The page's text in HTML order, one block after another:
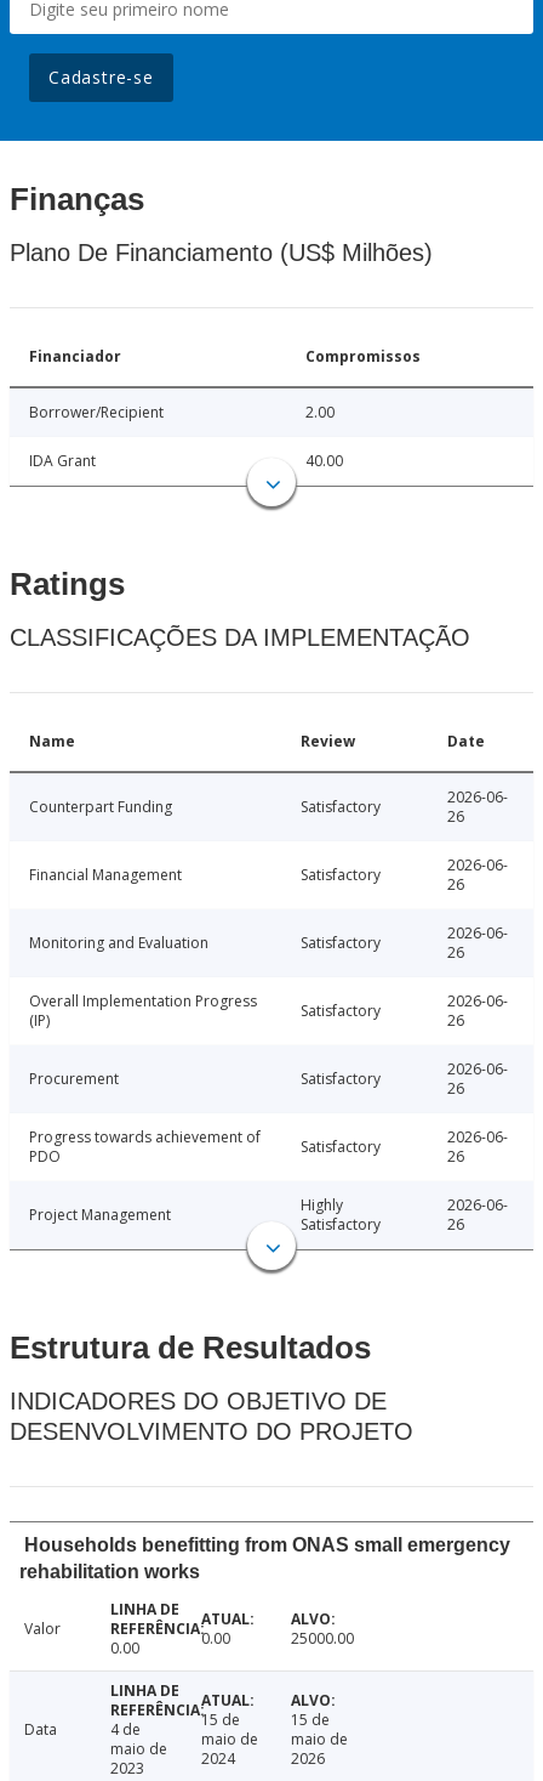
Cadastre-se
Finanças
Plano De Financiamento (US$ Milhões)
Financiador Compromissos
Borrower/Recipient 2.00
IDA Grant 40.00
Ratings
CLASSIFICAÇÕES DA IMPLEMENTAÇÃO
Name Review Date
Counterpart Funding Satisfactory
2026-06-
26
Financial Management Satisfactory
2026-06-
26
Monitoring and Evaluation Satisfactory
2026-06-
26
Overall Implementation Progress
(IP)
Satisfactory
2026-06-
26
Procurement Satisfactory
2026-06-
26
Progress towards achievement of
PDO
Satisfactory
2026-06-
26
Project Management
Highly
Satisfactory
2026-06-
26
Estrutura de Resultados
INDICADORES DO OBJETIVO DE
DESENVOLVIMENTO DO PROJETO
Households benefitting from ONAS small emergency
rehabilitation works
Valor
0.00
0.00 25000.00
Data
4 de
maio de
2023
15 de
maio de
2024
15 de
maio de
2026